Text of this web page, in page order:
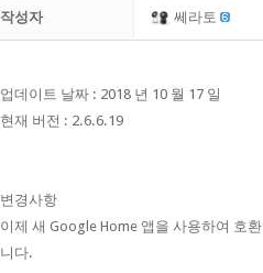
작성자 쎄라토
업데이트 날짜 : 2018 년 10 월 17 일
현재 버전 : 2.6.6.19
변경사항
이제 새 Google Home 앱을 사용하여 호
니다.